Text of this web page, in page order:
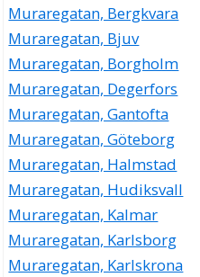
Muraregatan, Bergkvara
Muraregatan, Bjuv
Muraregatan, Borgholm
Muraregatan, Degerfors
Muraregatan, Gantofta
Muraregatan, Göteborg
Muraregatan, Halmstad
Muraregatan, Hudiksvall
Muraregatan, Kalmar
Muraregatan, Karlsborg
Muraregatan, Karlskrona